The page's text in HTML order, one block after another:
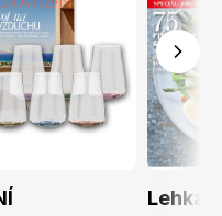
Lehká